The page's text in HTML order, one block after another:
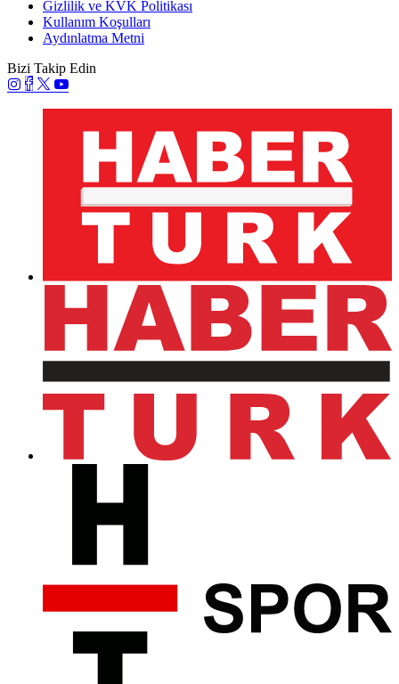
Gizlilik ve KVK Politikası
Kullanım Koşulları
Aydınlatma Metni
Bizi Takip Edin